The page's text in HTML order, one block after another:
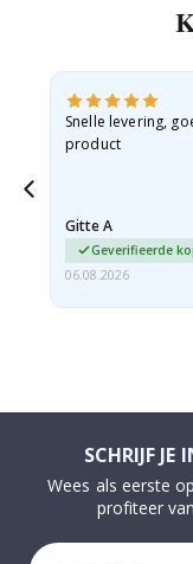
Snelle levering,
product
Gitte A
Geverifieerde
06.08.2026
SCHRIJF JE
Wees als eerste
profiteer